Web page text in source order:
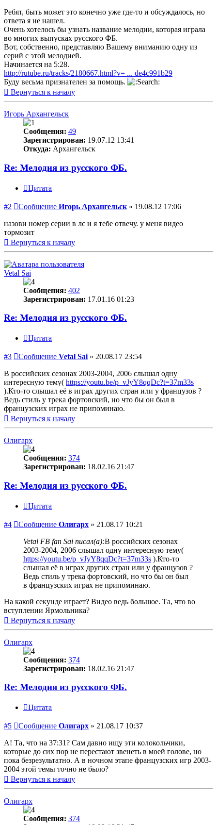
Ребят, быть может это конечно уже где-то и обсуждалось, но
ответа я не нашел.
Очень хотелось бы узнать название мелодии, которая играла
во многих выпусках русского ФБ.
Вот, собственно, представляю Вашему вниманию одну из
серий с этой мелодией.
Начинается на 5:28.
http://rutube.ru/tracks/2180667.html?v= ... de4c991b29
Буду весьма признателен за помощь.
Вернуться к началу
Игорь Архангельск
Сообщения: 49
Зарегистрирован: 19.07.12 13:41
Откуда: Архангельск
Re: Мелодия из русского ФБ.
Цитата
#2 Сообщение Игорь Архангельск » 19.08.12 17:06
назови номер серии в лс и я тебе отвечу. у меня видео
тормозит
Вернуться к началу
Vetal Sai
Сообщения: 402
Зарегистрирован: 17.01.16 01:23
Re: Мелодия из русского ФБ.
Цитата
#3 Сообщение Vetal Sai » 20.08.17 23:54
В российских сезонах 2003-2004, 2006 слышал одну
интересную тему( https://youtu.be/p_vJyY8qqDc?t=37m33s
).Кто-то слышал её в играх других стран или у французов ?
Ведь стиль у трека фортовский, но что бы он был в
французских играх не припоминаю.
Вернуться к началу
Олигарх
Сообщения: 374
Зарегистрирован: 18.02.16 21:47
Re: Мелодия из русского ФБ.
Цитата
#4 Сообщение Олигарх » 21.08.17 10:21
Vetal FB fan Sai писал(а):В российских сезонах
2003-2004, 2006 слышал одну интересную тему(
https://youtu.be/p_vJyY8qqDc?t=37m33s ).Кто-то
слышал её в играх других стран или у французов ?
Ведь стиль у трека фортовский, но что бы он был
в французских играх не припоминаю.
На какой секунде играет? Видео ведь большое. Та, что во
вступлении Ярмольника?
Вернуться к началу
Олигарх
Сообщения: 374
Зарегистрирован: 18.02.16 21:47
Re: Мелодия из русского ФБ.
Цитата
#5 Сообщение Олигарх » 21.08.17 10:37
А! Та, что на 37:31? Сам давно ищу эти колокольчики,
которые до сих пор не перестают звенеть в моей голове, но
пока безрезультатно. А в ночном этапе французских игр 2003-
2004 этой темы точно не было?
Вернуться к началу
Олигарх
Сообщения: 374